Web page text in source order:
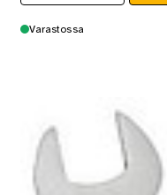
Varastossa